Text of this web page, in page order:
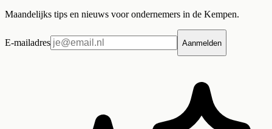
Maandelijks tips en nieuws voor ondernemers in de Kempen.
E-mailadres Aanmelden